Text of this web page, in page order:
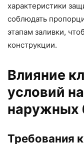
характеристики
соблюдать
этапам заливки,
конструкции.
Влияние
условий
наружных
Требования